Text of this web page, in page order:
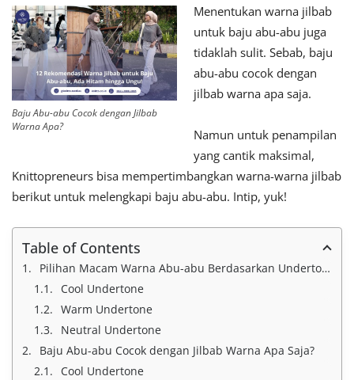
Baju Abu-abu Cocok dengan Jilbab
Warna Apa?
Menentukan warna jilbab
untuk baju abu-abu juga
tidaklah sulit. Sebab, baju
abu-abu cocok dengan
jilbab warna apa saja.
Namun untuk penampilan
yang cantik maksimal,
Knittopreneurs bisa mempertimbangkan warna-warna jilbab
berikut untuk melengkapi baju abu-abu. Intip, yuk!
Table of Contents
Pilihan Macam Warna Abu-abu Berdasarkan Undertone
Cool Undertone
Warm Undertone
Neutral Undertone
Baju Abu-abu Cocok dengan Jilbab Warna Apa Saja?
Cool Undertone